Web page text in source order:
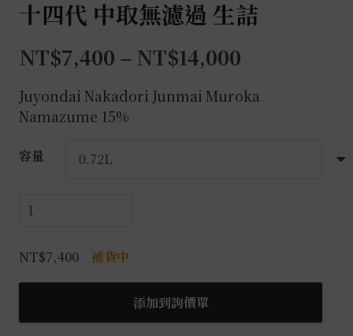
十四代 中取無濾過 生詰
NT$7,400 – NT$14,000
Juyondai Nakadori Junmai Muroka
Namazume 15%
容量
NT$7,400 補貨中
十
中
取
濾
添加到詢價單